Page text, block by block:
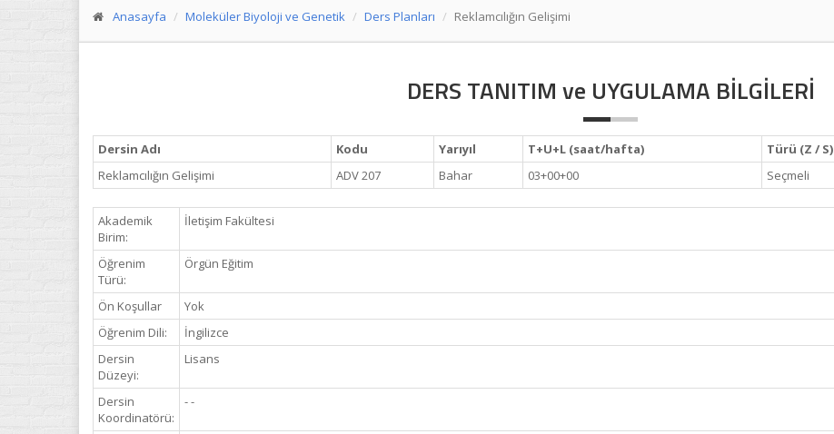
Anasayfa Moleküler Biyoloji ve Genetik Ders Planları Reklamcılığın Gelişimi
DERS TANITIM ve UYGULAMA BİLGİLERİ
Dersin Adı Kodu Yarıyıl T+U+L (saat/hafta) Türü (Z / S)
Reklamcılığın Gelişimi
ADV 207 Bahar 03+00+00 Seçmeli
Akademik
Birim:
İletişim Fakültesi
Öğrenim
Türü:
Örgün Eğitim
Ön Koşullar
Yok
Öğrenim Dili:
İngilizce
Dersin
Düzeyi:
Lisans
Dersin
Koordinatörü:
- -